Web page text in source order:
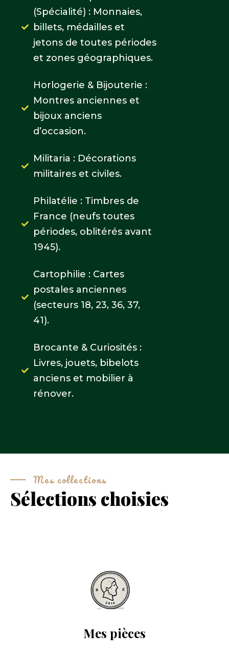
(Spécialité) : Monnaies,
billets, médailles et
jetons de toutes périodes
et zones géographiques.
Horlogerie & Bijouterie :
Montres anciennes et
bijoux anciens
d’occasion.
Militaria : Décorations
militaires et civiles.
Philatélie : Timbres de
France (neufs toutes
périodes, oblitérés avant
1945).
Cartophilie : Cartes
postales anciennes
(secteurs 18, 23, 36, 37,
41).
Brocante & Curiosités :
Livres, jouets, bibelots
anciens et mobilier à
rénover.
Mes collections
Sélections choisies
Mes pièces